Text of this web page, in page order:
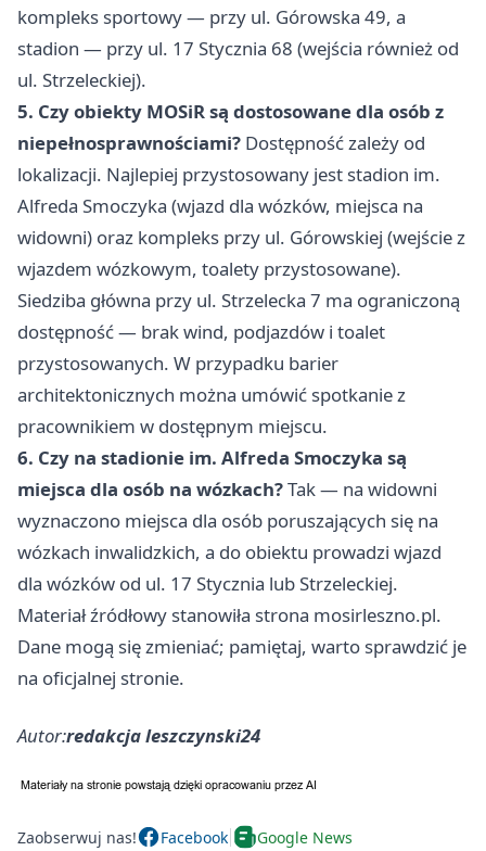
kompleks sportowy — przy ul. Górowska 49, a
stadion — przy ul. 17 Stycznia 68 (wejścia również od
ul. Strzeleckiej).
5. Czy obiekty MOSiR są dostosowane dla osób z
niepełnosprawnościami? Dostępność zależy od
lokalizacji. Najlepiej przystosowany jest stadion im.
Alfreda Smoczyka (wjazd dla wózków, miejsca na
widowni) oraz kompleks przy ul. Górowskiej (wejście z
wjazdem wózkowym, toalety przystosowane).
Siedziba główna przy ul. Strzelecka 7 ma ograniczoną
dostępność — brak wind, podjazdów i toalet
przystosowanych. W przypadku barier
architektonicznych można umówić spotkanie z
pracownikiem w dostępnym miejscu.
6. Czy na stadionie im. Alfreda Smoczyka są
miejsca dla osób na wózkach?Tak — na widowni
wyznaczono miejsca dla osób poruszających się na
wózkach inwalidzkich, a do obiektu prowadzi wjazd
dla wózków od ul. 17 Stycznia lub Strzeleckiej.
Materiał źródłowy stanowiła strona mosirleszno.pl.
Dane mogą się zmieniać; pamiętaj, warto sprawdzić je
na oficjalnej stronie.
Autor:redakcja leszczynski24
Zaobserwuj nas! Facebook Google News